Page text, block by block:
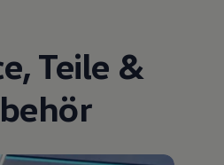
, Teile &